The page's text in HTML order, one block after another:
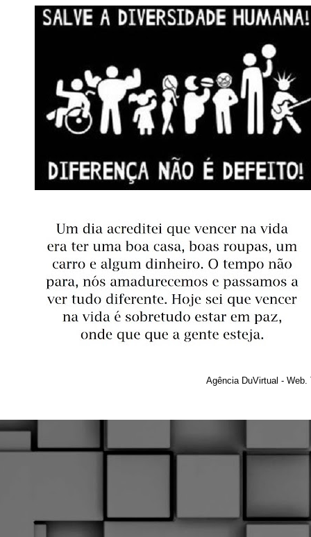
Agência DuVirtual -